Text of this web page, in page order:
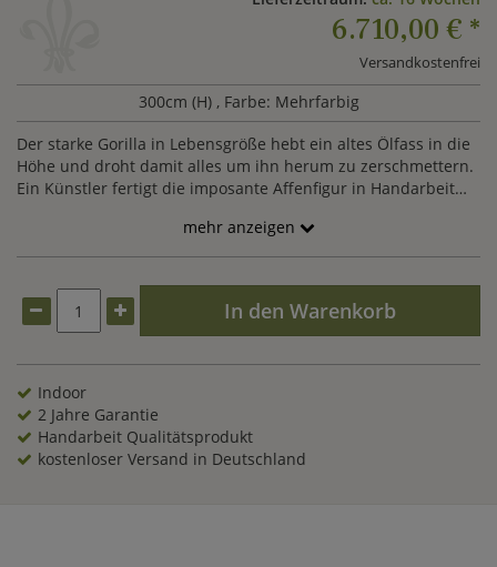
6.710,00 € *
Versandkostenfrei
300cm (H) , Farbe: Mehrfarbig
Der starke Gorilla in Lebensgröße hebt ein altes Ölfass in die
Höhe und droht damit alles um ihn herum zu zerschmettern.
Ein Künstler fertigt die imposante Affenfigur in Handarbeit
Upcycling Unikate zu schaffen. Die Farben können je nach
Verfügbarkeit der vorhandenen Ölfässer vom Musterbild
Wettereinflüssen platziert werden.
mehr anzeigen
In den Warenkorb
Indoor
2 Jahre Garantie
Handarbeit Qualitätsprodukt
kostenloser Versand in Deutschland